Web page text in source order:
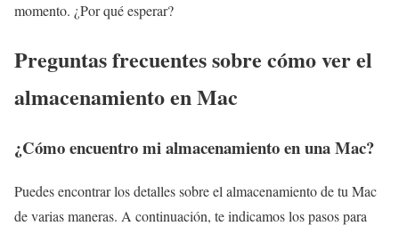
momento. ¿Por qué esperar?
Preguntas frecuentes sobre cómo ver el
almacenamiento en Mac
¿Cómo encuentro mi almacenamiento en una Mac?
Puedes encontrar los detalles sobre el almacenamiento de tu Mac
de varias maneras. A continuación, te indicamos los pasos para